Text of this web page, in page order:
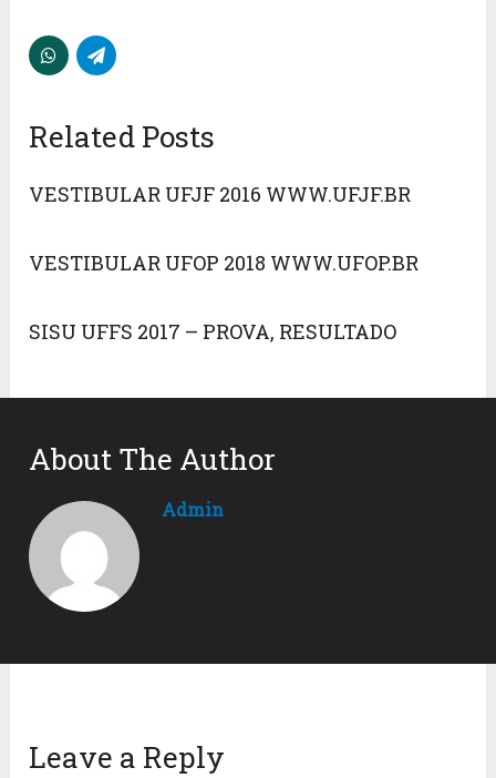
Related Posts
VESTIBULAR UFJF 2016 WWW.UFJF.BR
VESTIBULAR UFOP 2018 WWW.UFOP.BR
SISU UFFS 2017 – PROVA, RESULTADO
About The Author
Admin
Leave a Reply